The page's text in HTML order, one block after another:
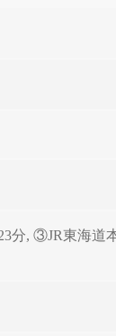
分, ③JR東海道